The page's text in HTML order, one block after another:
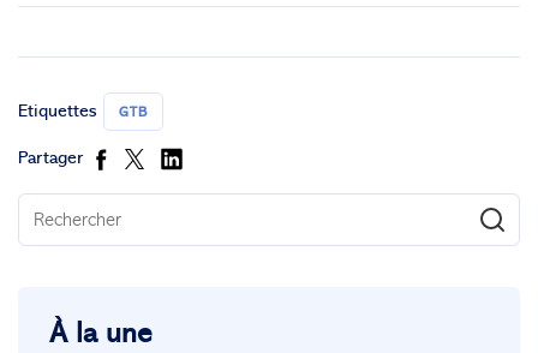
Etiquettes GTB
Partager
À la une